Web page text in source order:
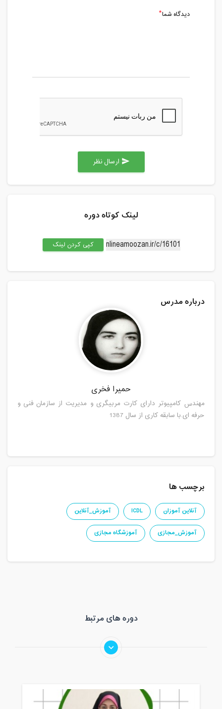
دیدگاه شما
send
لینک کوتاه دوره
کپی کردن لینک
درباره مدرس
حمیرا فخری
مهندس کامپیوتر دارای کارت مربیگری و مدیریت از سازمان فنی و
حرفه ای.با سابقه کاری از سال 1387
برچسب ها
آنلاین آموزان ICDL
آموزش_آنلاین
آموزش_مجازی
آموزشگاه مجازی
دوره های مرتبط